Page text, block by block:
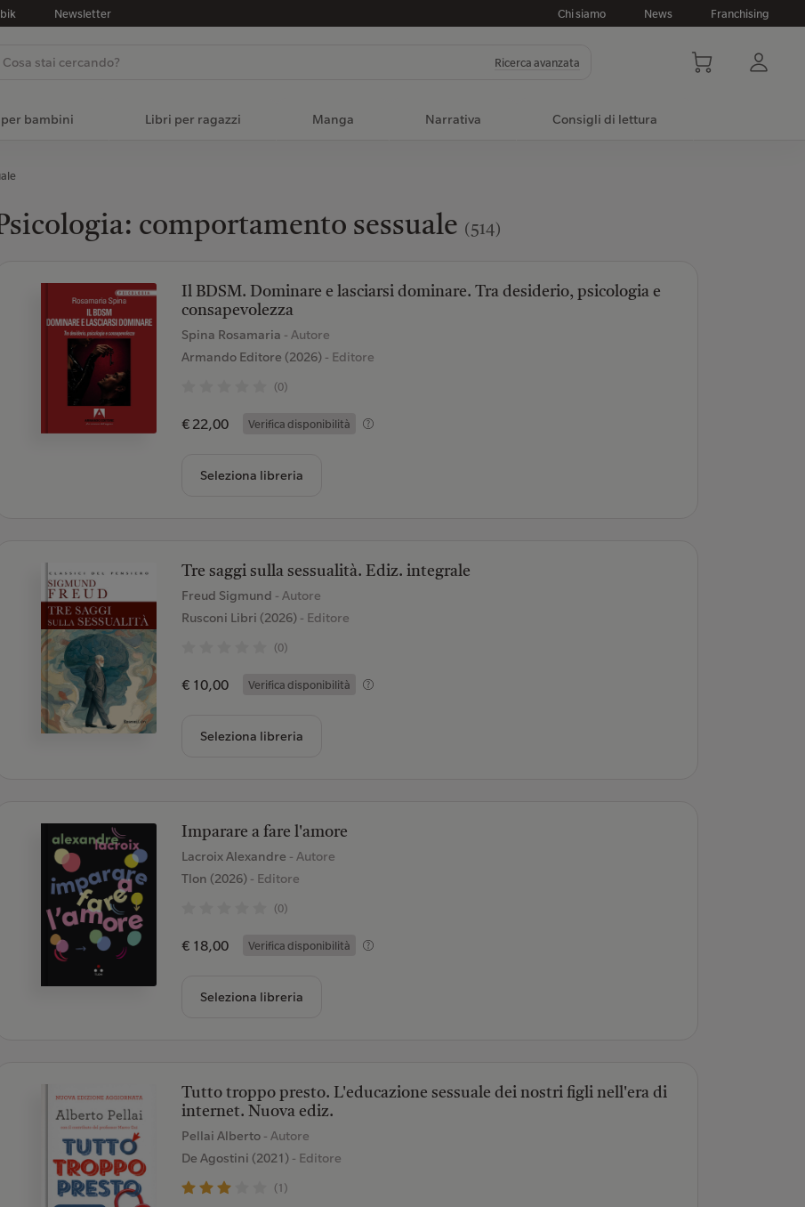
Newsletter Chi siamo News Franchising
Ricerca avanzata
bambini Libri per ragazzi Manga Narrativa Consigli di lettura
comportamento sessuale (514)
Il BDSM. Dominare e lasciarsi dominare. Tra desiderio, psicologia e
consapevolezza
Spina Rosamaria - Autore
Armando Editore (2026)- Editore
(0)
€ 22,00 Verifica disponibilità
Seleziona libreria
Tre saggi sulla sessualità. Ediz. integrale
Freud Sigmund - Autore
Rusconi Libri (2026)- Editore
(0)
€ 10,00 Verifica disponibilità
Seleziona libreria
Imparare a fare l'amore
Lacroix Alexandre - Autore
Tlon (2026)- Editore
(0)
€ 18,00 Verifica disponibilità
Seleziona libreria
Tutto troppo presto. L'educazione sessuale dei nostri figli nell'era di
internet. Nuova ediz.
Pellai Alberto - Autore
De Agostini (2021)- Editore
(1)